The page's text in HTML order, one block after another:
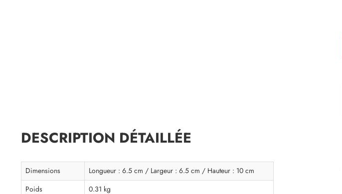
DESCRIPTION DÉTAILLÉE
Dimensions
Longueur : 6.5 cm / Largeur : 6.5 cm / Hauteur : 10 cm
Poids
0.31 kg